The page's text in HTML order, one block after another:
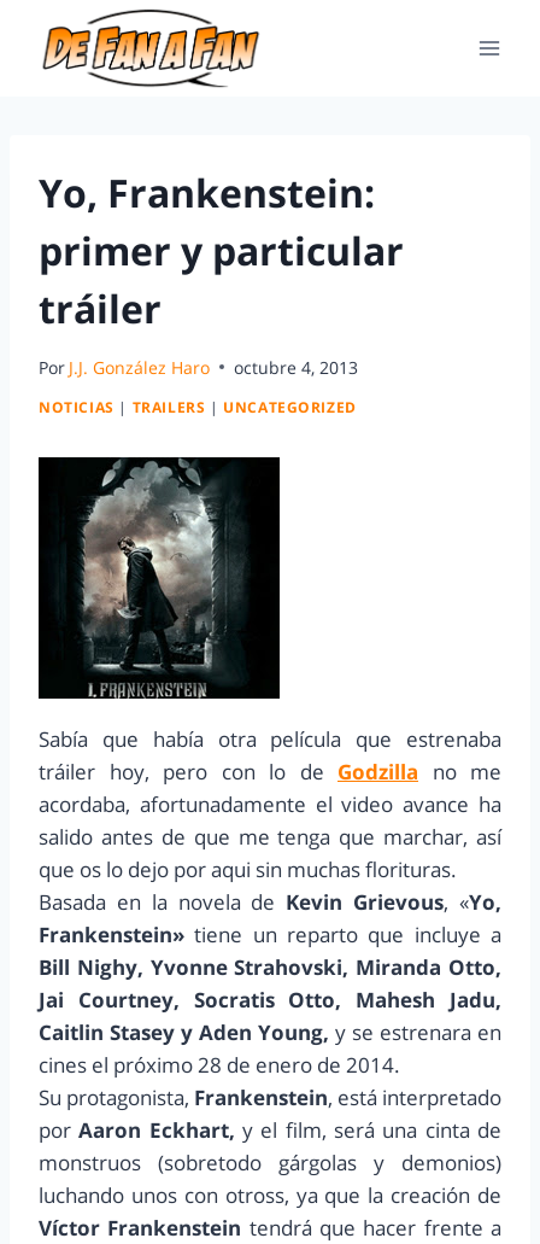
Yo, Frankenstein:
primer y particular
tráiler
Por J.J. González Haro octubre 4, 2013
NOTICIAS | TRAILERS | UNCATEGORIZED
Sabía que había otra película que estrenaba
tráiler hoy, pero con lo de Godzilla no me
acordaba, afortunadamente el video avance ha
salido antes de que me tenga que marchar, así
que os lo dejo por aqui sin muchas florituras.
Basada en la novela de Kevin Grievous, «Yo,
Frankenstein»tiene un reparto que incluye a
Bill Nighy, Yvonne Strahovski, Miranda Otto,
Jai Courtney, Socratis Otto, Mahesh Jadu,
Caitlin Stasey y Aden Young, y se estrenara en
cines el próximo 28 de enero de 2014.
Su protagonista, Frankenstein, está interpretado
porAaron Eckhart, y el film, será una cinta de
monstruos (sobretodo gárgolas y demonios)
luchando unos con otross, ya que la creación de
Víctor Frankenstein tendrá que hacer frente a